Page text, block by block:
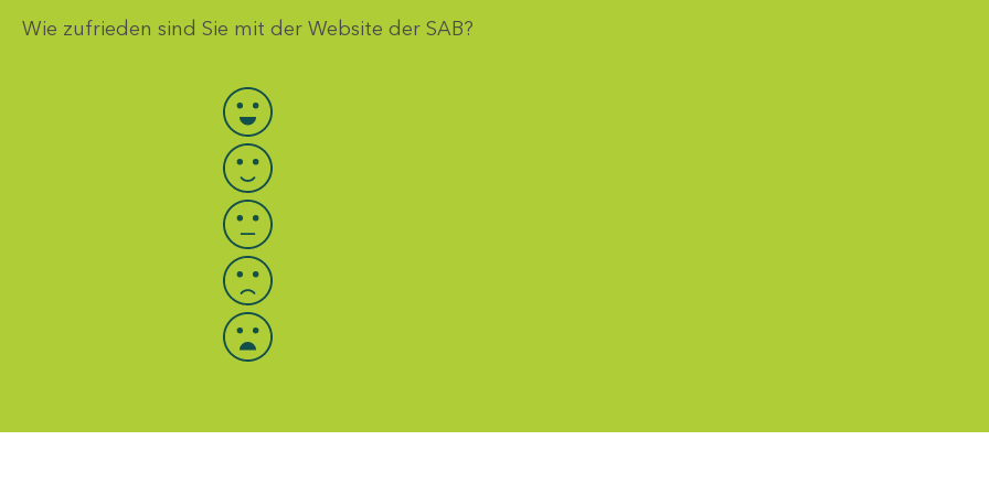
Wie zufrieden sind Sie mit der Website der SAB?
Bewertung auswählen